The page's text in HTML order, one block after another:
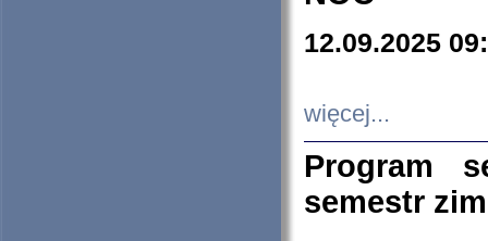
12.09.2025
więcej...
Program
semestr